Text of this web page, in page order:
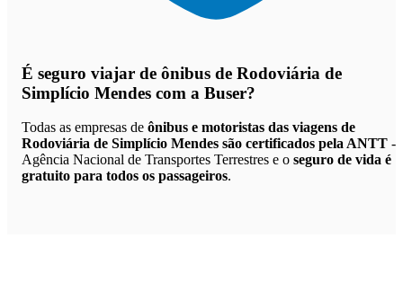
É seguro viajar de ônibus de Rodoviária de
Simplício Mendes com a Buser?
Todas as empresas de ônibus e motoristas das viagens de
Rodoviária de Simplício Mendes são certificados pela ANTT -
Agência Nacional de Transportes Terrestres e o seguro de vida é
gratuito para todos os passageiros.